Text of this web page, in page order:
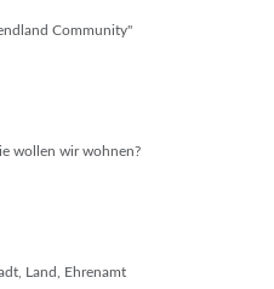
Community"
wollen wir wohnen?
Land, Ehrenamt